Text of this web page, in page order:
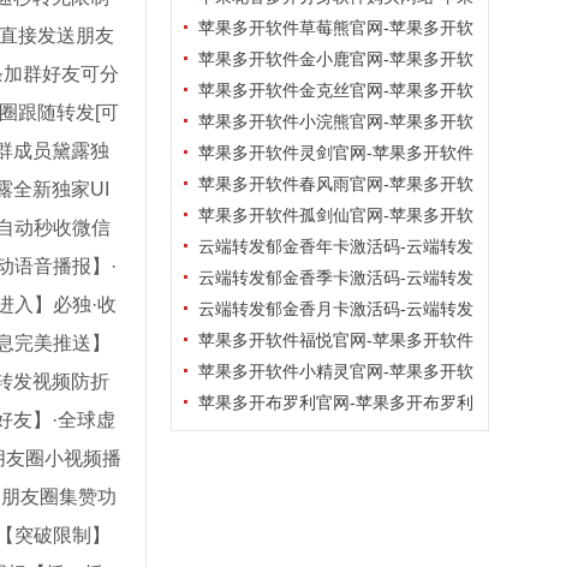
接发送朋友
群好友可分
跟随转发[可
成员黛露独
全新独家UI
动秒收微信
语音播报】·
入】必独·收
美推送】
发视频防折
友】·全球虚
友圈小视频播
友圈集赞功
破限制】
花香多开分身软件兑换码卡密
苹果多开软件草莓熊官网-苹果多开软
件草莓熊激活码
苹果多开软件金小鹿官网-苹果多开软
件金小鹿激活码
苹果多开软件金克丝官网-苹果多开软
件金克丝激活码
苹果多开软件小浣熊官网-苹果多开软
件小浣熊激活码
苹果多开软件灵剑官网-苹果多开软件
灵剑激活码商城
苹果多开软件春风雨官网-苹果多开软
件春风雨激活码购买商城
苹果多开软件孤剑仙官网-苹果多开软
件孤剑仙激活码
云端转发郁金香年卡激活码-云端转发
软件激活码自助发卡商城
云端转发郁金香季卡激活码-云端转发
软件激活码自助发卡商城
云端转发郁金香月卡激活码-云端转发
软件激活码自助发卡商城
苹果多开软件福悦官网-苹果多开软件
福悦激活码
苹果多开软件小精灵官网-苹果多开软
件小精灵激活码
苹果多开布罗利官网-苹果多开布罗利
微信多开激活码